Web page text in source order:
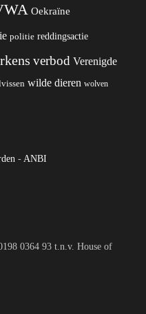
Oekraïne
politie reddingsactie
verbod Verenigde
wilde dieren wolven
- ANBI
0364 93 t.n.v. House of